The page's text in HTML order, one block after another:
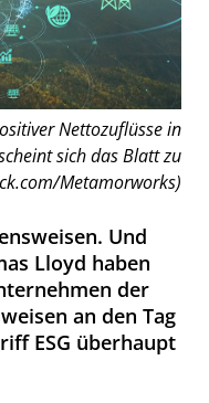
Nettozuflüsse in
sich das Blatt zu
Metamorworks)
Und
Lloyd haben
der
an den Tag
ESG überhaupt